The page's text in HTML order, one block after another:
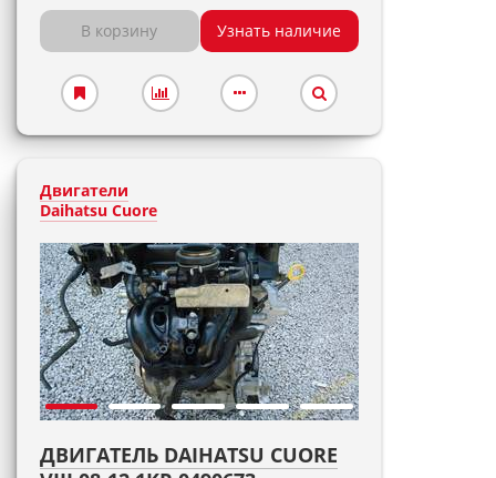
В корзину Узнать наличие
Двигатели
Daihatsu Cuore
ДВИГАТЕЛЬ DAIHATSU CUORE